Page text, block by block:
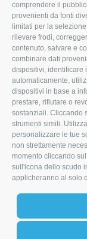
comprendere il
provenienti da fonti
limitati per la
rilevare frodi,
contenuto, salvare e
combinare dati
dispositivi, identificare
automaticamente,
dispositivi in base a
prestare, rifiutare o
sostanziali. Cliccando
strumenti simili.
personalizzare le tue
non strettamente
momento cliccando
sull'icona dello scudo
applicheranno al solo
T
w
i
t
t
e
r
F
a
c
e
b
o
o
k
L
i
n
k
e
d
I
n